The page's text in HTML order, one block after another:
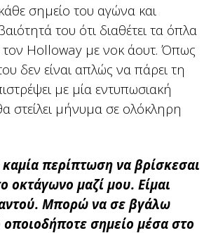
σημείο του αγώνα και
του ότι διαθέτει τα όπλα
τον Holloway με νοκ άουτ. Όπως
δεν είναι απλώς να πάρει τη
με μία εντυπωσιακή
στείλει μήνυμα σε ολόκληρη
καμία περίπτωση να βρίσκεσαι
οκτάγωνο μαζί μου. Είμαι
Μπορώ να σε βγάλω
σημείο μέσα στο